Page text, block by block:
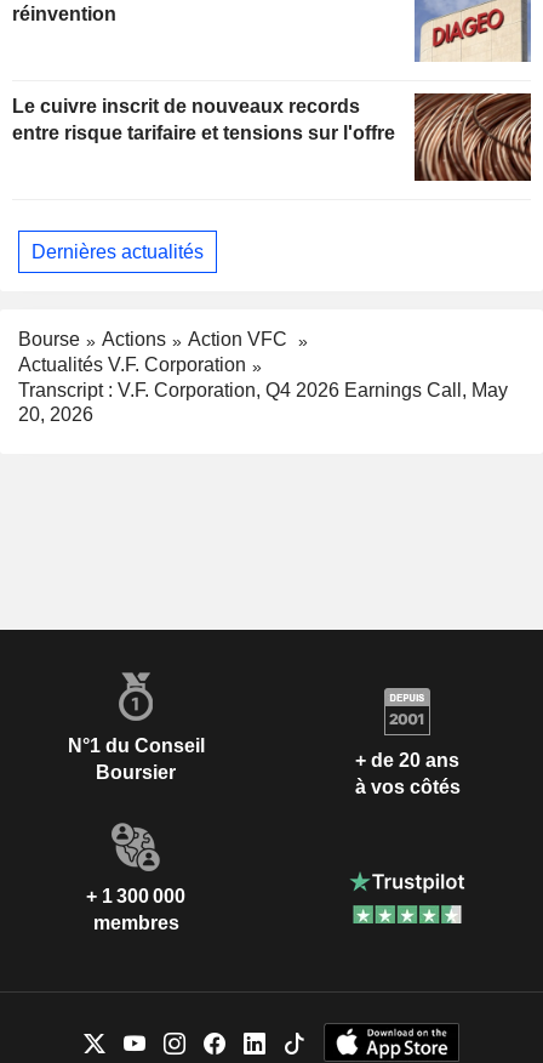
réinvention
Le cuivre inscrit de nouveaux records
entre risque tarifaire et tensions sur l'offre
Dernières actualités
Bourse Actions
Action VFC
Actualités V.F. Corporation
Transcript : V.F. Corporation, Q4 2026 Earnings Call, May
20, 2026
N°1 du Conseil
Boursier
+ de 20 ans
à vos côtés
+ 1 300 000
membres